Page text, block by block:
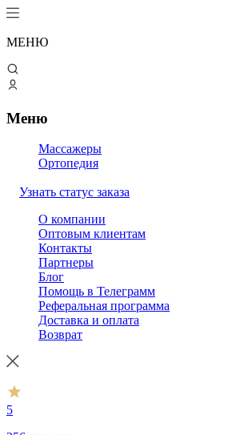
МЕНЮ
Меню
Массажеры
Ортопедия
Узнать статус заказа
О компании
Оптовым клиентам
Контакты
Партнеры
Блог
Помощь в Телеграмм
Реферальная программа
Доставка и оплата
Возврат
5